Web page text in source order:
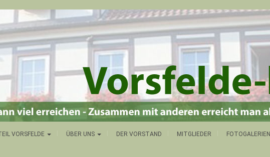
VORSFELDE ÜBER UNS DER VORSTAND MITGLIEDER FOTOGALERIEN